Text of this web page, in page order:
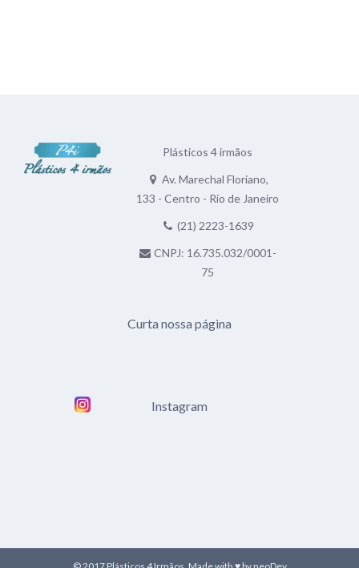
Plásticos 4 irmãos
Av. Marechal Floriano,
133 - Centro - Rio de Janeiro
(21) 2223-1639
CNPJ: 16.735.032/0001-
75
Curta nossa página
Instagram